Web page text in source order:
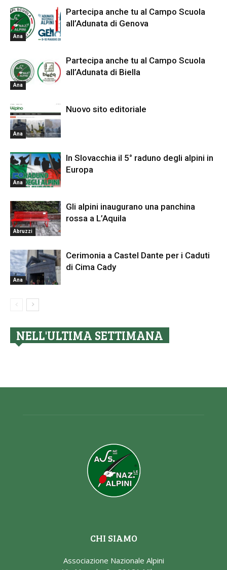
Ana
Partecipa anche tu al Campo Scuola
all’Adunata di Genova
Ana
Partecipa anche tu al Campo Scuola
all’Adunata di Biella
Ana
Nuovo sito editoriale
Ana
In Slovacchia il 5° raduno degli alpini in
Europa
Abruzzi
Gli alpini inaugurano una panchina
rossa a L’Aquila
Ana
Cerimonia a Castel Dante per i Caduti
di Cima Cady
NELL'ULTIMA SETTIMANA
CHI SIAMO
Associazione Nazionale Alpini